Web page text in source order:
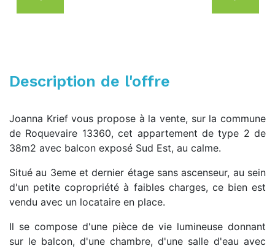
Description de l'offre
Joanna Krief vous propose à la vente, sur la commune
de Roquevaire 13360, cet appartement de type 2 de
38m2 avec balcon exposé Sud Est, au calme.
Situé au 3eme et dernier étage sans ascenseur, au sein
d'un petite copropriété à faibles charges, ce bien est
vendu avec un locataire en place.
Il se compose d'une pièce de vie lumineuse donnant
sur le balcon, d'une chambre, d'une salle d'eau avec